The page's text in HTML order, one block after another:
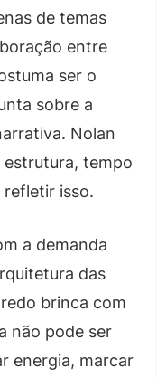
de temas
entre
ser o
sobre a
Nolan
tempo
refletir isso.
a demanda
das
brinca com
não pode ser
energia, marcar